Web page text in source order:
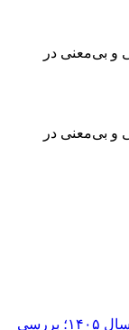
و بی‌معنی در
و بی‌معنی در
بهترین خودروهای خارجی بازار ایران در سال ۱۴۰۵؛ بررسی